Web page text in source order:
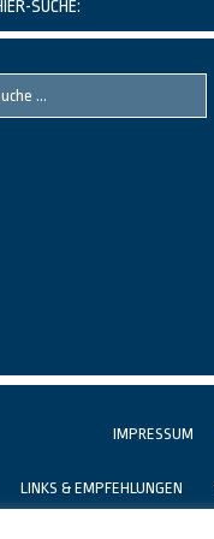
SUCHE:
IMPRESSUM
LINKS & EMPFEHLUNGEN